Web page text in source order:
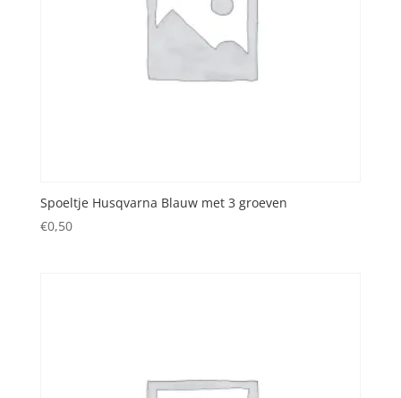
Spoeltje Husqvarna Blauw met 3 groeven
€0,50